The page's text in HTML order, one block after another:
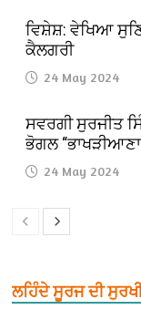
ਵਿਸ਼ੇਸ਼: ਵੇਖਿਆ
ਕੈਲਗਰੀ
24 May 2024
ਸਵਰਗੀ ਸੁਰਜੀਤ
ਭੋਗਲ
24 May 2024
ਲਹਿੰਦੇ ਸੂਰਜ ਦੀ